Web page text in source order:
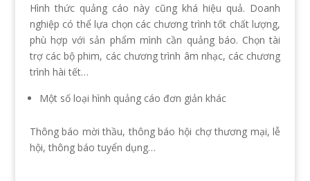
Hình thức quảng cáo này cũng khá hiệu quả. Doanh
nghiệp có thể lựa chọn các chương trình tốt chất lượng,
phù hợp với sản phẩm mình cần quảng báo. Chọn tài
trợ các bộ phim, các chương trình âm nhạc, các chương
trình hài tết…
Một số loại hình quảng cáo đơn giản khác
Thông báo mời thầu, thông báo hội chợ thương mại, lễ
hội, thông báo tuyển dụng…